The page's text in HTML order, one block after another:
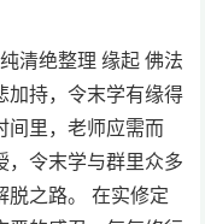
清绝整理 缘起 佛法
加持，令末学有缘得
间里，老师应需而
，令末学与群里众多
脱之路。 在实修定